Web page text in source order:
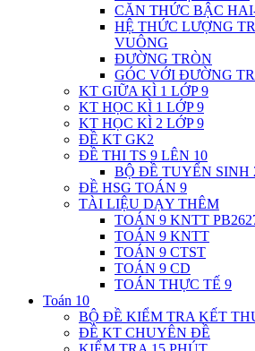
CĂN THỨC BẬC
HỆ THỨC LƯỢNG
VUÔNG
ĐƯỜNG TRÒN
GÓC VỚI ĐƯỜNG
KT GIỮA KÌ 1 LỚP 9
KT HỌC KÌ 1 LỚP 9
KT HỌC KÌ 2 LỚP 9
ĐỀ KT GK2
ĐỀ THI TS 9 LÊN 10
BỘ ĐỀ TUYỂN SINH
ĐỀ HSG TOÁN 9
TÀI LIỆU DẠY THÊM
TOÁN 9 KNTT
TOÁN 9 KNTT
TOÁN 9 CTST
TOÁN 9 CD
TOÁN THỰC TẾ 9
Toán 10
BỘ ĐỀ KIỂM TRA KẾT
ĐỀ KT CHUYÊN ĐỀ